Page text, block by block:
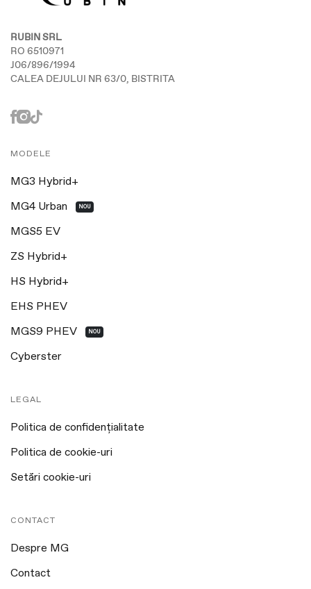
RUBIN SRL
RO 6510971
J06/896/1994
CALEA DEJULUI NR 63/0, BISTRITA
MODELE
MG3 Hybrid+
MG4 Urban NOU
MGS5 EV
ZS Hybrid+
HS Hybrid+
EHS PHEV
MGS9 PHEV NOU
Cyberster
LEGAL
Politica de confidențialitate
Politica de cookie-uri
Setări cookie-uri
CONTACT
Despre MG
Contact